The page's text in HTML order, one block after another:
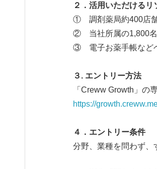
２．活用いただけるリ
① 調剤薬局約400店舗
② 当社所属の1,800名
③ 電子お薬手帳など
３. エントリー方法
「Creww Growth」の
https://
４．エントリー条件
分野、業種を問わず、